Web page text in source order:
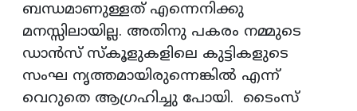
ബന്ധമാണുള്ളത് എന്നെനിക്കു
മനസ്സിലായില്ല. അതിനു പകരം നമ്മുടെ
ഡാൻസ് സ്‌കൂളുകളിലെ കുട്ടികളുടെ
സംഘ നൃത്തമായിരുന്നെങ്കിൽ എന്ന്
വെറുതെ ആഗ്രഹിച്ചു പോയി. ടൈംസ്